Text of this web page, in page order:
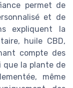
permet de
et de
expliquent la
huile CBD,
compte des
que la plante de
même